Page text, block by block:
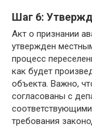
Шаг 6:
Акт о признании
утвержден
процесс
как будет
объекта. Важно,
согласованы с
требования